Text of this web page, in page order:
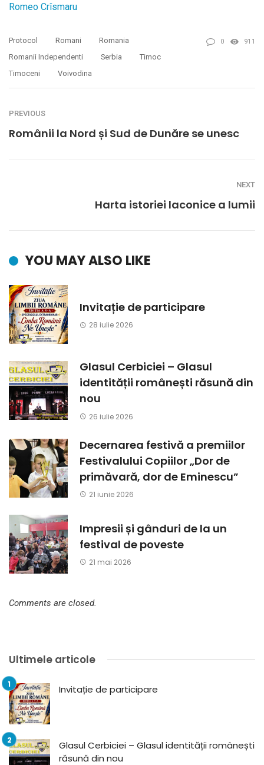
Romeo Crîsmaru
Protocol Romani
Romania
Romanii Independenti
Serbia
Timoc
Timoceni
Voivodina
0 911
PREVIOUS
Românii la Nord și Sud de Dunăre se unesc
NEXT
Harta istoriei laconice a lumii
YOU MAY ALSO LIKE
Invitație de participare
28 iulie 2026
Glasul Cerbiciei – Glasul
identității românești răsună din
nou
26 iulie 2026
Decernarea festivă a premiilor
Festivalului Copiilor „Dor de
primăvară, dor de Eminescu”
21 iunie 2026
Impresii și gânduri de la un
festival de poveste
21 mai 2026
Comments are closed.
Ultimele articole
Invitație de participare
Glasul Cerbiciei – Glasul identității românești
răsună din nou